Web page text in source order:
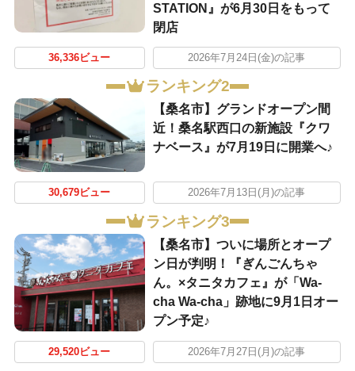
STATION』が6月30日をもって
閉店
36,336ビュー 2026年7月24日(金)の記事
ランキング2
【桑名市】グランドオープン間
近！桑名駅西口の新施設『クワ
ナベース』が7月19日に開業へ♪
30,679ビュー 2026年7月13日(月)の記事
ランキング3
【桑名市】ついに場所とオープ
ン日が判明！『ぎんごんちゃ
ん。×タニタカフェ』が「Wa-
cha Wa-cha」跡地に9月1日オー
プン予定♪
29,520ビュー 2026年7月27日(月)の記事